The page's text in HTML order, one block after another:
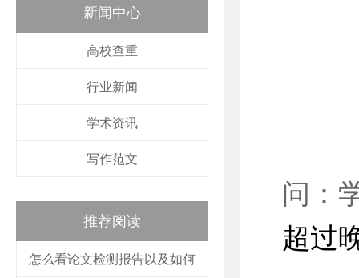
新闻中心
高校查重
行业新闻
学术资讯
写作范文
推荐阅读
怎么看论文检测报告以及如何
问：
超过